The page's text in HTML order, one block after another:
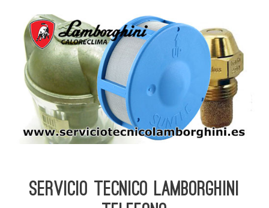
Servicio Tecnico Lamborghini